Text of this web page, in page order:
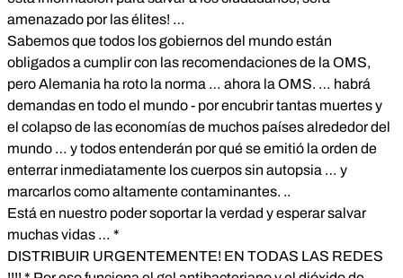
amenazado por las élites! …
Sabemos que todos los gobiernos del mundo están
obligados a cumplir con las recomendaciones de la OMS,
pero Alemania ha roto la norma … ahora la OMS. … habrá
demandas en todo el mundo - por encubrir tantas muertes y
el colapso de las economías de muchos países alrededor del
mundo … y todos entenderán por qué se emitió la orden de
enterrar inmediatamente los cuerpos sin autopsia … y
marcarlos como altamente contaminantes. ..
Está en nuestro poder soportar la verdad y esperar salvar
muchas vidas … *
DISTRIBUIR URGENTEMENTE! EN TODAS LAS REDES